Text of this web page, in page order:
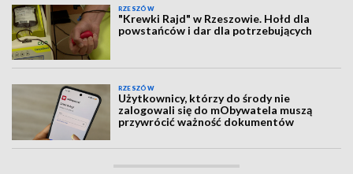
RZESZÓW
"Krewki Rajd" w Rzeszowie. Hołd dla
powstańców i dar dla potrzebujących
RZESZÓW
Użytkownicy, którzy do środy nie
zalogowali się do mObywatela muszą
przywrócić ważność dokumentów